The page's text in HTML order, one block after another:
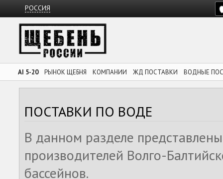
РОССИЯ
AI 5-20 РЫНОК ЩЕБНЯ КОМПАНИИ ЖД ПОСТАВКИ ВОДНЫЕ
ПОСТАВКИ ПО ВОДЕ
В данном разделе
производителей Волго-
бассейнов.